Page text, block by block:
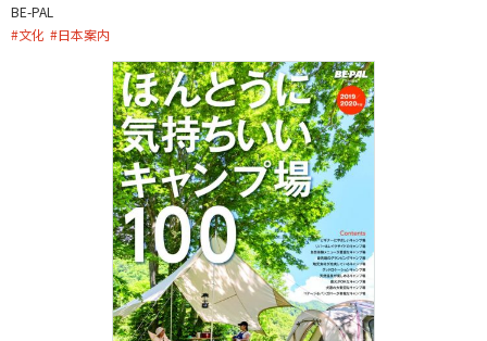
BE-PAL
#文化 #日本案内